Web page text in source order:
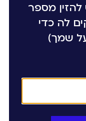
מספר
לה כדי
שמך)